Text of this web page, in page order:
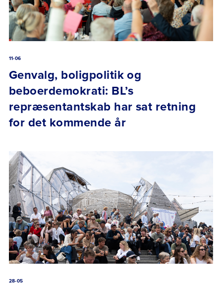
11-06
Genvalg, boligpolitik og
beboerdemokrati: BL’s
repræsentantskab har sat retning
for det kommende år
28-05